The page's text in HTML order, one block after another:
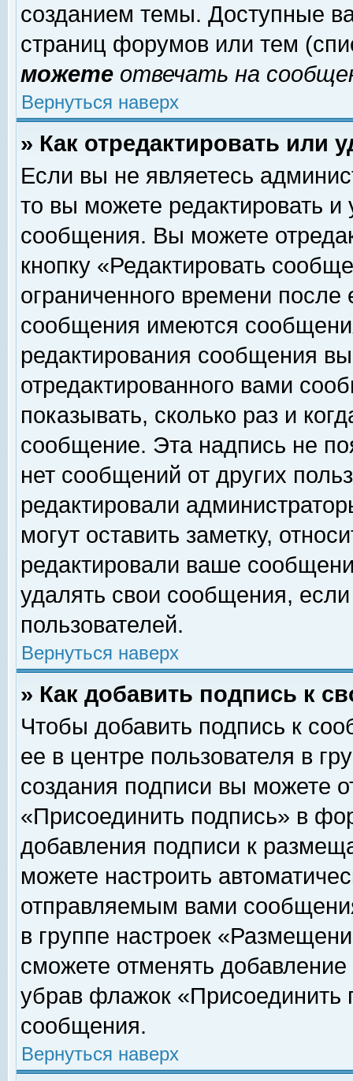
созданием темы. Доступные
страниц форумов или тем
можете отвечать на
Вернуться наверх
» Как отредактировать или
Если вы не являетесь
то вы можете редактировать и
сообщения. Вы можете
кнопку «Редактировать
ограниченного времени
сообщения имеются
редактирования сообщения
отредактированного вами
показывать, сколько раз и
сообщение. Эта надпись не
нет сообщений от других
редактировали
могут оставить заметку,
редактировали ваше
удалять свои сообщения,
пользователей.
Вернуться наверх
» Как добавить подпись к
Чтобы добавить подпись к
ее в центре пользователя в
создания подписи вы можете
«Присоединить подпись» в
добавления подписи к
можете настроить
отправляемым вами
в группе настроек
сможете отменять
убрав флажок «Присоединить
сообщения.
Вернуться наверх